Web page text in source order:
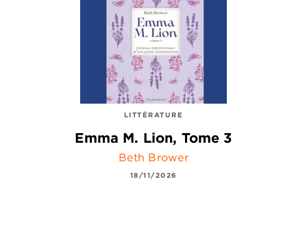
LITTÉRATURE
Emma M. Lion, Tome 3
Beth Brower
18/11/2026